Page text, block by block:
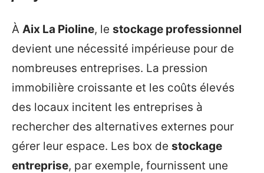
À Aix La Pioline, le stockage professionnel
devient une nécessité impérieuse pour de
nombreuses entreprises. La pression
immobilière croissante et les coûts élevés
des locaux incitent les entreprises à
rechercher des alternatives externes pour
gérer leur espace. Les box de stockage
entreprise, par exemple, fournissent une